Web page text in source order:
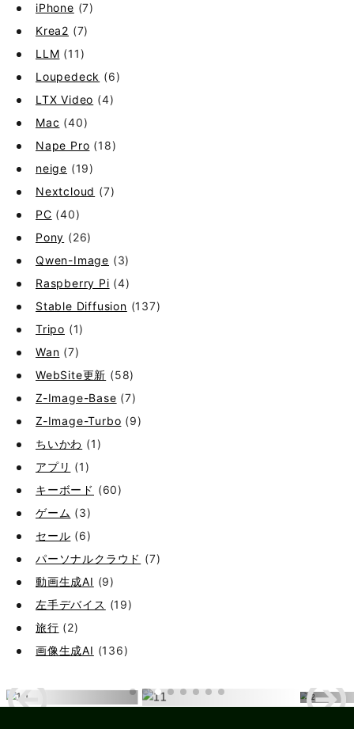
iPhone (7)
Krea2 (7)
LLM (11)
Loupedeck (6)
LTX Video (4)
Mac (40)
Nape Pro (18)
neige (19)
Nextcloud (7)
PC (40)
Pony (26)
Qwen-Image (3)
Raspberry Pi (4)
Stable Diffusion (137)
Tripo (1)
Wan (7)
WebSite更新 (58)
Z-Image-Base (7)
Z-Image-Turbo (9)
ちいかわ (1)
アプリ (1)
キーボード (60)
ゲーム (3)
セール (6)
パーソナルクラウド (7)
動画生成AI (9)
左手デバイス (19)
旅行 (2)
画像生成AI (136)